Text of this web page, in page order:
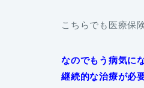
こちらでも医療保
なのでもう病気に
継続的な治療が必